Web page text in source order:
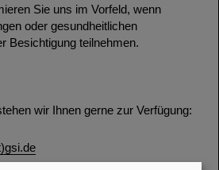
Sie uns im Vorfeld, wenn
oder gesundheitlichen
Besichtigung teilnehmen.
wir Ihnen gerne zur Verfügung: